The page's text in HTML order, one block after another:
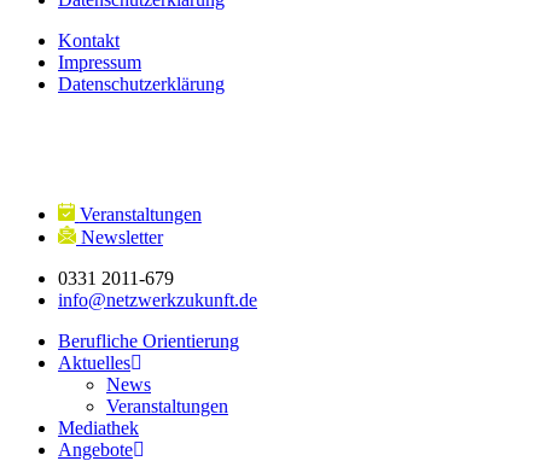
Kontakt
Impressum
Datenschutzerklärung
Veranstaltungen
Newsletter
0331 2011-679
info@netzwerkzukunft.de
Berufliche Orientierung
Aktuelles
News
Veranstaltungen
Mediathek
Angebote